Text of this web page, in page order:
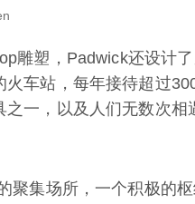
雕塑，Padwick还设计
火车站，每年接待超过
之一，以及人们无数次
聚集场所，一个积极的